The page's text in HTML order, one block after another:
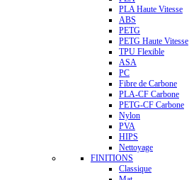
PLA Haute Vitesse
ABS
PETG
PETG Haute Vitesse
TPU Flexible
ASA
PC
Fibre de Carbone
PLA-CF Carbone
PETG-CF Carbone
Nylon
PVA
HIPS
Nettoyage
FINITIONS
Classique